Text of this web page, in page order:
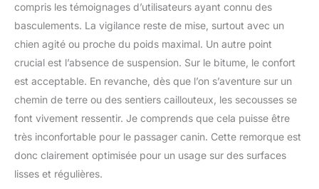
compris les témoignages d’utilisateurs ayant connu des
basculements. La vigilance reste de mise, surtout avec un
chien agité ou proche du poids maximal. Un autre point
crucial est l’absence de suspension. Sur le bitume, le confort
est acceptable. En revanche, dès que l’on s’aventure sur un
chemin de terre ou des sentiers caillouteux, les secousses se
font vivement ressentir. Je comprends que cela puisse être
très inconfortable pour le passager canin. Cette remorque est
donc clairement optimisée pour un usage sur des surfaces
lisses et régulières.